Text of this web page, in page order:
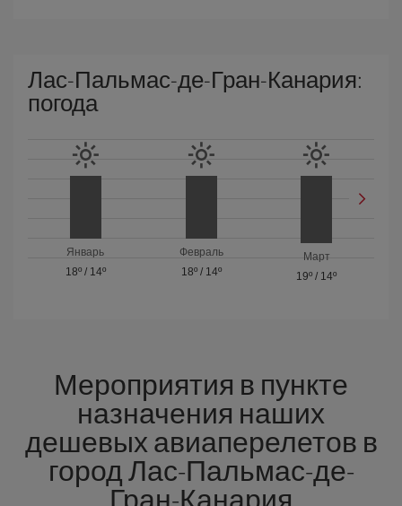
Лас-Пальмас-де-Гран-Канария:
погода
Январь
18º/ 14º
Февраль
18º/ 14º
Март
19º / 14º
Мероприятия в пункте
назначения наших
дешевых авиаперелетов в
город Лас-Пальмас-де-